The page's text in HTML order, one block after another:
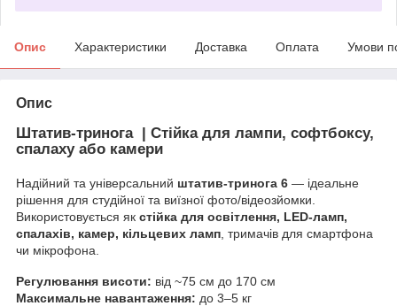
Опис Характеристики Доставка Оплата Умови
Опис
Штатив-тринога | Стійка для лампи, софтбоксу,
спалаху або камери
Надійний та універсальний штатив-тринога 6 — ідеальне
рішення для студійної та виїзної фото/відеозйомки.
Використовується як стійка для освітлення, LED-ламп,
спалахів, камер, кільцевих ламп , тримачів для смартфона
чи мікрофона.
Регулювання висоти: від ~75 см до 170 см
Максимальне навантаження: до 3–5 кг